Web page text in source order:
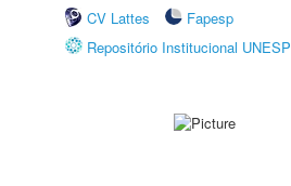
CV Lattes
Fapesp
Repositório Institucional UNESP